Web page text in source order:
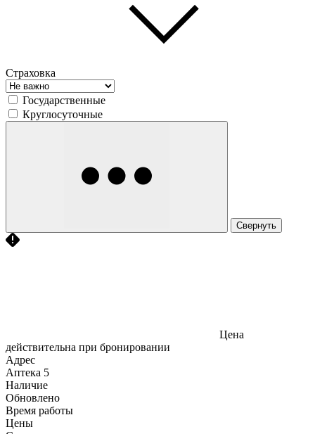
Страховка
Государственные
Круглосуточные
Свернуть
Цена
действительна при бронировании
Адрес
Аптека 5
Наличие
Обновлено
Время работы
Цены